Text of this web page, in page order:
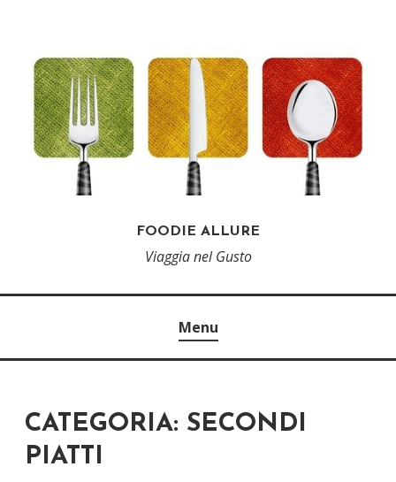
FOODIE ALLURE
Viaggia nel Gusto
Menu
CATEGORIA: SECONDI
PIATTI